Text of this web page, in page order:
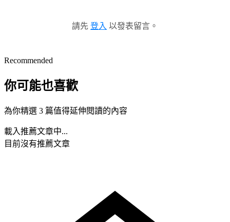
請先 登入 以發表留言。
Recommended
你可能也喜歡
為你精選 3 篇值得延伸閱讀的內容
載入推薦文章中...
目前沒有推薦文章